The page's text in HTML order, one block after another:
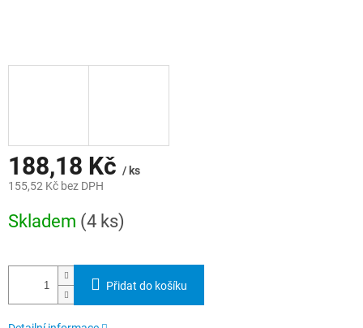
188,18 Kč / ks
155,52 Kč bez DPH
cena:
Skladem (4 ks)
Přidat do košíku